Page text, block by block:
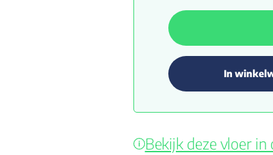
In
Bekijk deze vloer